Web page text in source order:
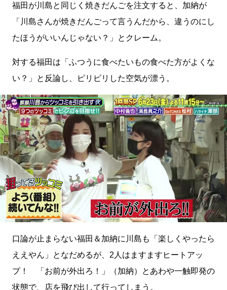
福田が川島と同じく焼きだんごを注文すると、加納が
「川島さんが焼きだんごって言うんだから、違うのにし
たほうがいいんじゃない？」とクレーム。
対する福田は「ふつうに食べたいもの食べた方がよくな
い？」と反論し、ピリピリした空気が漂う。
口論が止まらない福田＆加納に川島も「楽しくやったら
ええやん」となだめるが、2人はますますヒートアッ
プ！ 「お前が外出ろ！」（加納）とあわや一触即発の
状態で、店を飛び出して行ってしまう。